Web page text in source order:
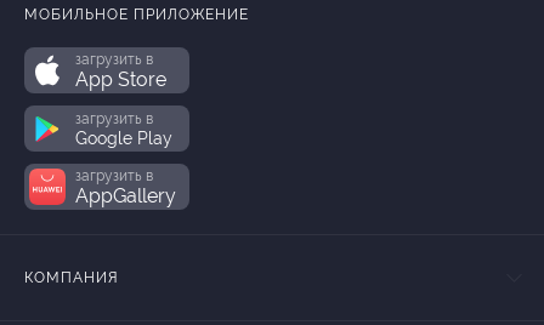
МОБИЛЬНОЕ ПРИЛОЖЕНИЕ
загрузить в
App Store
загрузить в
Google Play
загрузить в
AppGallery
КОМПАНИЯ